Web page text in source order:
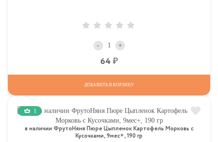
- +
64
ДОБАВИТЬ В КОРЗИНУ
1
в наличии ФрутоНяня Пюре Цыпленок Картофель Морковь с
Кусочками, 9мес+, 190 гр